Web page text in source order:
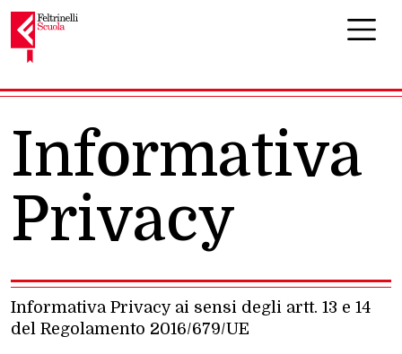
Navigazione principale
Informativa
Privacy
Informativa Privacy ai sensi degli artt. 13 e 14
del Regolamento 2016/679/UE